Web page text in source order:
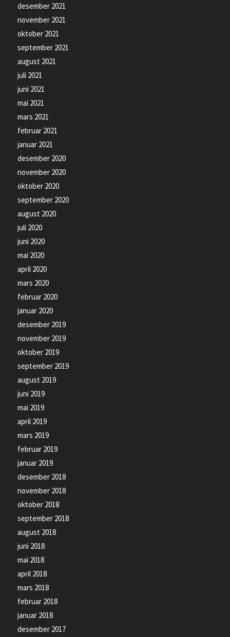
desember 2021
november 2021
oktober 2021
september 2021
august 2021
juli 2021
juni 2021
mai 2021
mars 2021
februar 2021
januar 2021
desember 2020
november 2020
oktober 2020
september 2020
august 2020
juli 2020
juni 2020
mai 2020
april 2020
mars 2020
februar 2020
januar 2020
desember 2019
november 2019
oktober 2019
september 2019
august 2019
juni 2019
mai 2019
april 2019
mars 2019
februar 2019
januar 2019
desember 2018
november 2018
oktober 2018
september 2018
august 2018
juni 2018
mai 2018
april 2018
mars 2018
februar 2018
januar 2018
desember 2017